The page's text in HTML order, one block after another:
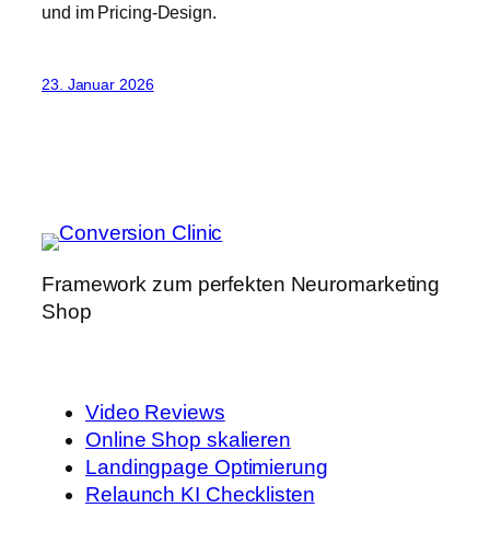
und im Pricing-Design.
23. Januar 2026
Framework zum perfekten Neuromarketing
Shop
Video Reviews
Online Shop skalieren
Landingpage Optimierung
Relaunch KI Checklisten